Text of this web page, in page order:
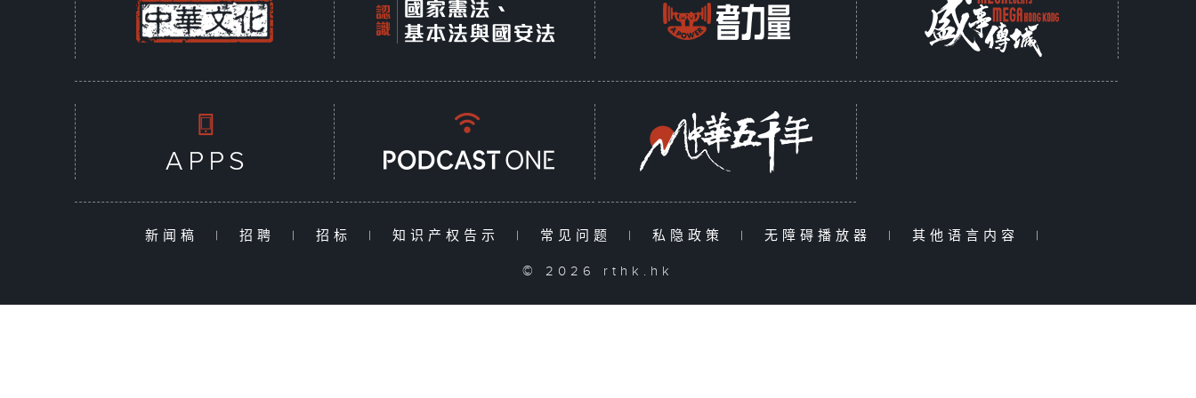
新闻稿 | 招聘 | 招标 | 知识产权告示 | 常见问题 | 私隐政策 | 无障碍播放器 | 其他语言内容 |
© 2026 rthk.hk